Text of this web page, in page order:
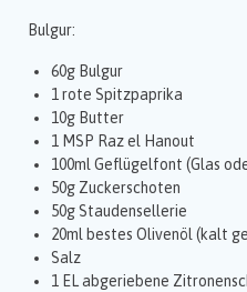
Bulgur:
60g Bulgur
1 rote Spitzpaprika
10g Butter
1 MSP Raz el Hanout
100ml Geflügelfont (Glas
50g Zuckerschoten
50g Staudensellerie
20ml bestes Olivenöl (kalt
Salz
1 EL abgeriebene